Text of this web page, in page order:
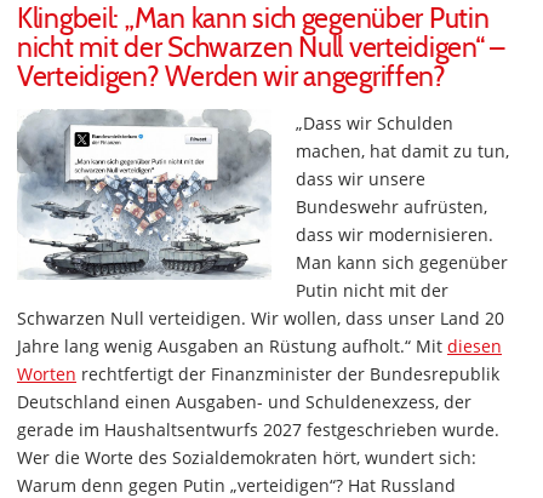
Klingbeil: „Man kann sich gegenüber Putin
nicht mit der Schwarzen Null verteidigen“ –
Verteidigen? Werden wir angegriffen?
„Dass wir Schulden
machen, hat damit zu tun,
dass wir unsere
Bundeswehr aufrüsten,
dass wir modernisieren.
Man kann sich gegenüber
Putin nicht mit der
Schwarzen Null verteidigen. Wir wollen, dass unser Land 20
Jahre lang wenig Ausgaben an Rüstung aufholt.“ Mit diesen
Worten rechtfertigt der Finanzminister der Bundesrepublik
Deutschland einen Ausgaben- und Schuldenexzess, der
gerade im Haushaltsentwurfs 2027 festgeschrieben wurde.
Wer die Worte des Sozialdemokraten hört, wundert sich:
Warum denn gegen Putin „verteidigen“? Hat Russland